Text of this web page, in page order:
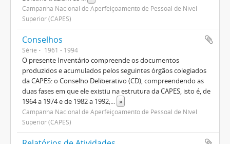
Campanha Nacional de Aperfeiçoamento de Pessoal de Nível
Superior (CAPES)
Conselhos
Série 1961 - 1994
O presente Inventário compreende os documentos
produzidos e acumulados pelos seguintes órgãos colegiados
da CAPES: o Conselho Deliberativo (CD), compreendendo as
duas fases em que ele existiu na estrutura da CAPES, isto é, de
1964 a 1974 e de 1982 a 1992;... »
Campanha Nacional de Aperfeiçoamento de Pessoal de Nível
Superior (CAPES)